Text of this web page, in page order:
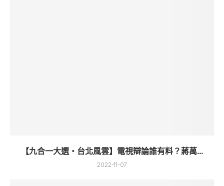
【九合一大選・台北風雲】電視辯論誰有料？蔣萬...
2022-11-07